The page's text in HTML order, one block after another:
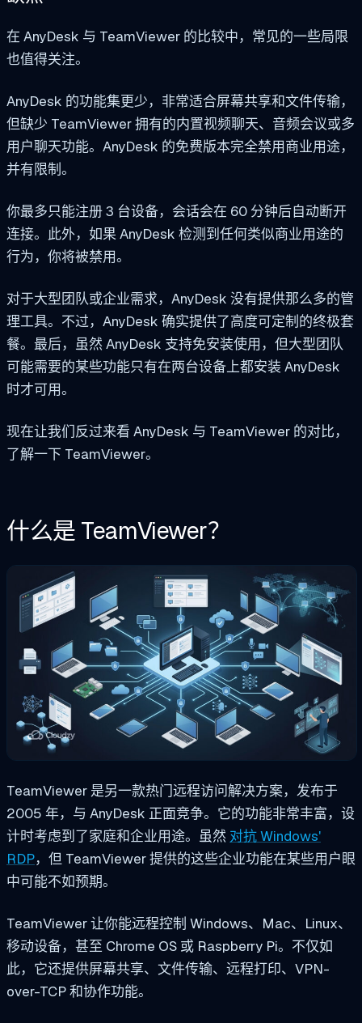
在 AnyDesk 与 TeamViewer 的比较中，常见的一些局限
也值得关注。
AnyDesk 的功能集更少，非常适合屏幕共享和文件传输，
但缺少 TeamViewer 拥有的内置视频聊天、音频会议或多
用户聊天功能。AnyDesk 的免费版本完全禁用商业用途，
并有限制。
你最多只能注册 3 台设备，会话会在 60 分钟后自动断开
连接。此外，如果 AnyDesk 检测到任何类似商业用途的
行为，你将被禁用。
对于大型团队或企业需求，AnyDesk 没有提供那么多的管
理工具。不过，AnyDesk 确实提供了高度可定制的终极套
餐。最后，虽然 AnyDesk 支持免安装使用，但大型团队
可能需要的某些功能只有在两台设备上都安装 AnyDesk
时才可用。
现在让我们反过来看 AnyDesk 与 TeamViewer 的对比，
了解一下 TeamViewer。
什么是 TeamViewer？
TeamViewer 是另一款热门远程访问解决方案，发布于
2005 年，与 AnyDesk 正面竞争。它的功能非常丰富，设
计时考虑到了家庭和企业用途。虽然 对抗 Windows'
RDP，但 TeamViewer 提供的这些企业功能在某些用户眼
中可能不如预期。
TeamViewer 让你能远程控制 Windows、Mac、Linux、
移动设备，甚至 Chrome OS 或 Raspberry Pi。不仅如
此，它还提供屏幕共享、文件传输、远程打印、VPN-
over-TCP 和协作功能。